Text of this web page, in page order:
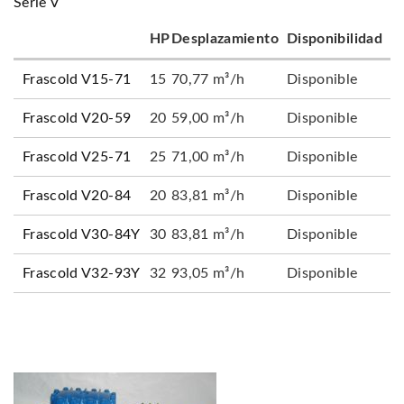
HP Desplazamiento Disponibilidad
Frascold V15-71 15 70,77 m³/h Disponible
Frascold V20-59 20 59,00 m³/h Disponible
Frascold V25-71 25 71,00 m³/h Disponible
Frascold V20-84 20 83,81 m³/h Disponible
Frascold V30-84Y 30 83,81 m³/h Disponible
Frascold V32-93Y 32 93,05 m³/h Disponible